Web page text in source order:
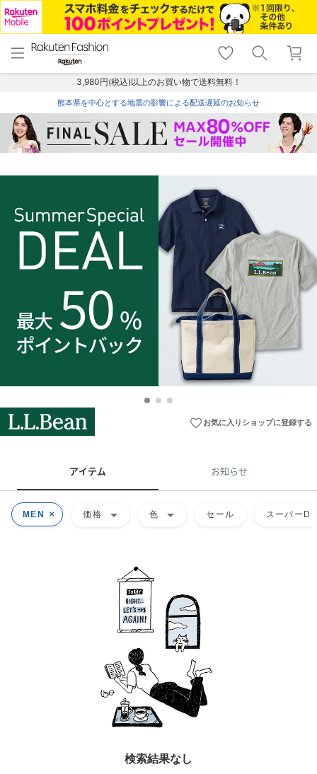
menu home
トップ
shopping_cart lock_outline
ログイン
3,980円(税込)以上のお買い物で送料無料！
熊本県を中心とする地震の影響による配送遅延のお知らせ
favorite_borderお気に入りショップに登録する
アイテム お知らせ
MEN 価格 arrow_drop_down 色 arrow_drop_down セール スーパー
検索結果なし